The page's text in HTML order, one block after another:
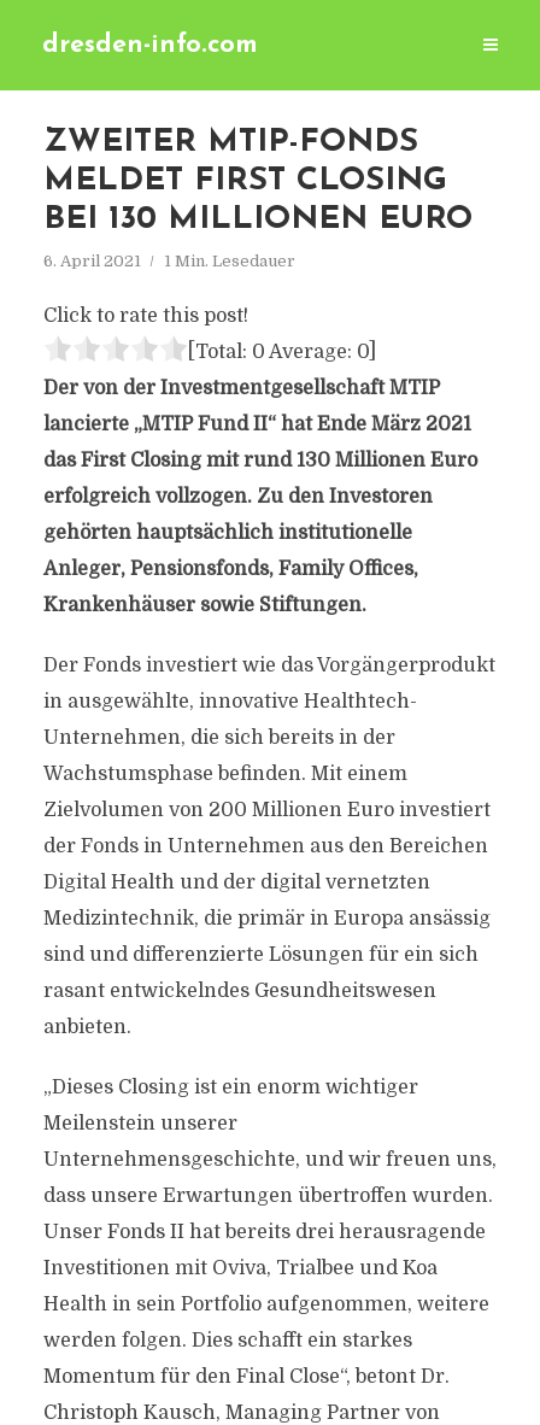
dresden-info.com
ZWEITER MTIP-FONDS
MELDET FIRST CLOSING
BEI 130 MILLIONEN EURO
6. April 2021 1 Min. Lesedauer
Click to rate this post!
[Total: 0 Average: 0]
Der von der Investmentgesellschaft MTIP
lancierte „MTIP Fund II“ hat Ende März 2021
das First Closing mit rund 130 Millionen Euro
erfolgreich vollzogen. Zu den Investoren
gehörten hauptsächlich institutionelle
Anleger, Pensionsfonds, Family Offices,
Krankenhäuser sowie Stiftungen.
Der Fonds investiert wie das Vorgängerprodukt
in ausgewählte, innovative Healthtech-
Unternehmen, die sich bereits in der
Wachstumsphase befinden. Mit einem
Zielvolumen von 200 Millionen Euro investiert
der Fonds in Unternehmen aus den Bereichen
Digital Health und der digital vernetzten
Medizintechnik, die primär in Europa ansässig
sind und differenzierte Lösungen für ein sich
rasant entwickelndes Gesundheitswesen
anbieten.
„Dieses Closing ist ein enorm wichtiger
Meilenstein unserer
Unternehmensgeschichte, und wir freuen uns,
dass unsere Erwartungen übertroffen wurden.
Unser Fonds II hat bereits drei herausragende
Investitionen mit Oviva, Trialbee und Koa
Health in sein Portfolio aufgenommen, weitere
werden folgen. Dies schafft ein starkes
Momentum für den Final Close“, betont Dr.
Christoph Kausch, Managing Partner von